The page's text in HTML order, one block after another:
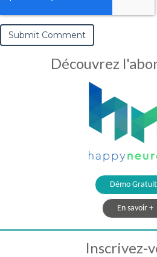
Découvrez
Démo
En savoir +
Inscrivez-